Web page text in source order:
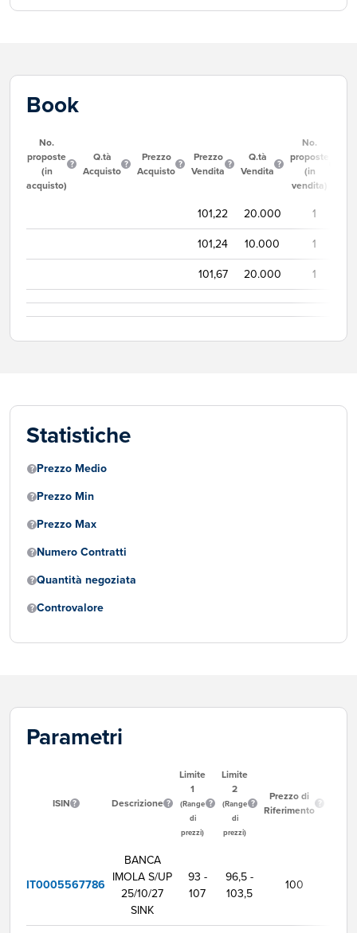
Book
No.
proposte
(in
acquisto)
Q.tà
Acquisto
Prezzo
Acquisto
Prezzo
Vendita
Q.tà
Vendita
No.
proposte
(in
vendita)
101,22 20.000
1
101,24
10.000
1
101,67
20.000 1
Statistiche
Prezzo Medio
Prezzo Min
Prezzo Max
Numero Contratti
Quantità negoziata
Controvalore
Parametri
ISIN Descrizione
Limite
1
(Range
di
prezzi)
Limite
2
(Range
di
prezzi)
Prezzo di
Riferimento
IT0005567786
BANCA
IMOLA S/UP
25/10/27
SINK
93 -
107
96,5 -
103,5
100